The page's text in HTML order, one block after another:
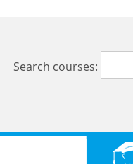
Search courses: